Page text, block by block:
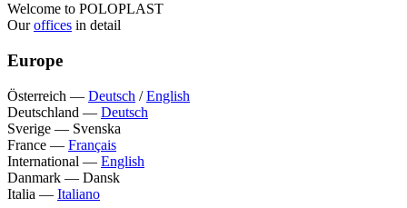
Welcome to POLOPLAST
Ouroffices in detail
Europe
Österreich — Deutsch /English
Deutschland — Deutsch
Sverige — Svenska
France — Français
International — English
Danmark — Dansk
Italia — Italiano